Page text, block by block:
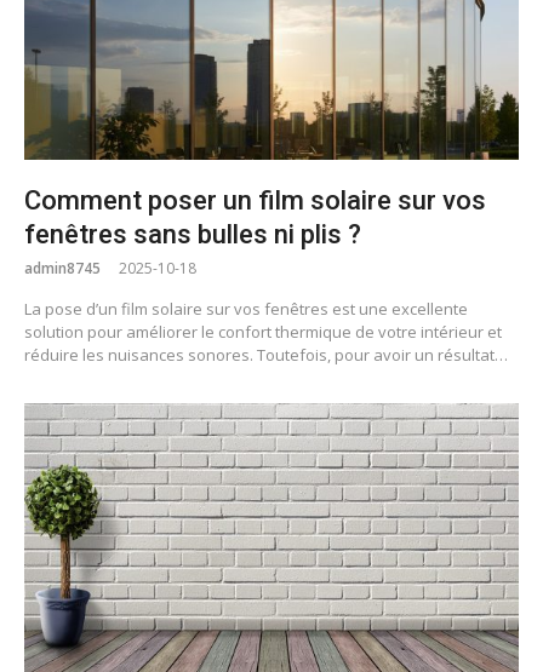
Comment poser un film solaire sur vos
fenêtres sans bulles ni plis ?
admin8745 2025-10-18
La pose d’un film solaire sur vos fenêtres est une excellente
solution pour améliorer le confort thermique de votre intérieur et
réduire les nuisances sonores. Toutefois, pour avoir un résultat…